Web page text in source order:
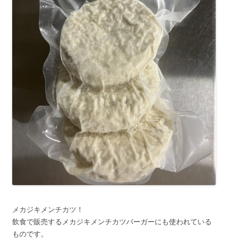
メカジキメンチカツ！
飲食で販売するメカジキメンチカツバーガーにも使われている
ものです。